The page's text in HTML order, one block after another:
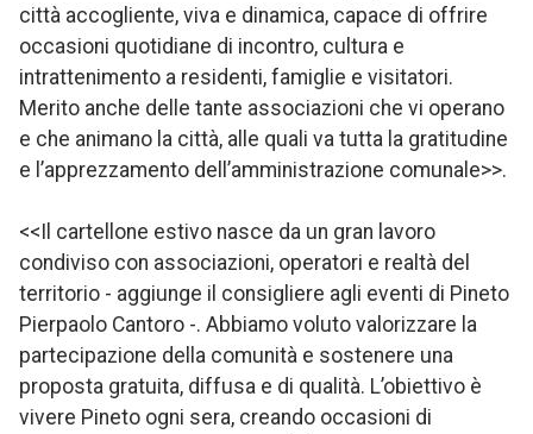
città accogliente, viva e dinamica, capace di offrire
occasioni quotidiane di incontro, cultura e
intrattenimento a residenti, famiglie e visitatori.
Merito anche delle tante associazioni che vi operano
e che animano la città, alle quali va tutta la gratitudine
e l’apprezzamento dell’amministrazione comunale>>.
<<Il cartellone estivo nasce da un gran lavoro
condiviso con associazioni, operatori e realtà del
territorio - aggiunge il consigliere agli eventi di Pineto
Pierpaolo Cantoro -. Abbiamo voluto valorizzare la
partecipazione della comunità e sostenere una
proposta gratuita, diffusa e di qualità. L’obiettivo è
vivere Pineto ogni sera, creando occasioni di